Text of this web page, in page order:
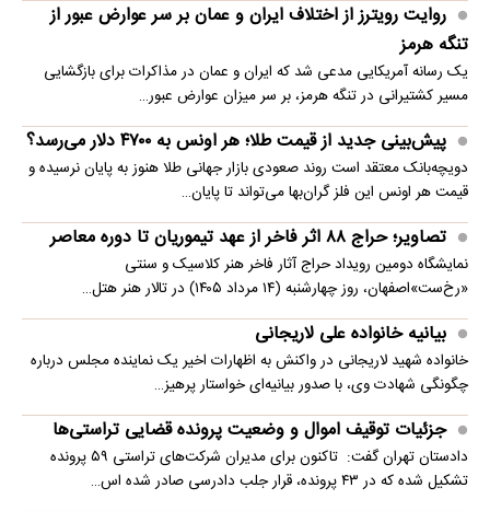
روایت رویترز از اختلاف ایران و عمان بر سر عوارض عبور از
تنگه هرمز
یک رسانه آمریکایی مدعی شد که ایران و عمان در مذاکرات برای بازگشایی
مسیر کشتیرانی در تنگه هرمز، بر سر میزان عوارض عبور…
پیش‌بینی جدید از قیمت طلا؛ هر اونس به ۴۷۰۰ دلار می‌رسد؟
دویچه‌بانک معتقد است روند صعودی بازار جهانی طلا هنوز به پایان نرسیده و
قیمت هر اونس این فلز گران‌بها می‌تواند تا پایان…
تصاویر؛ حراج ۸۸ اثر فاخر از عهد تیموریان تا دوره معاصر
نمایشگاه دومین رویداد حراج آثار فاخر هنر کلاسیک و سنتی
«رخ‌ست»اصفهان، روز چهارشنبه (۱۴ مرداد ۱۴۰۵) در تالار هنر هتل…
بیانیه خانواده علی لاریجانی
خانواده شهید لاریجانی در واکنش به اظهارات اخیر یک نماینده مجلس درباره
چگونگی شهادت وی، با صدور بیانیه‌ای خواستار پرهیز…
جزئیات توقیف اموال و وضعیت پرونده قضایی تراستی‌ها
دادستان تهران گفت: تاکنون برای مدیران شرکت‌های تراستی ۵۹ پرونده
تشکیل شده که در ۴۳ پرونده، قرار جلب دادرسی صادر شده اس…